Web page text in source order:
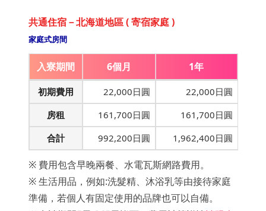
共通住宿－北海道地區 ( 寄宿家庭 )
家庭式房間
入寮期間 6個月 1年
初期費用 22,000日圓
22,000日圓
房租
161,700日圓
161,700日圓
合計
992,200日圓 1,962,400日圓
※ 費用包含早晚兩餐、水電瓦斯網路費用。
※ 生活用品，例如:洗髮精、沐浴乳等由接待家庭
準備，若個人有固定使用的品牌也可以自備。